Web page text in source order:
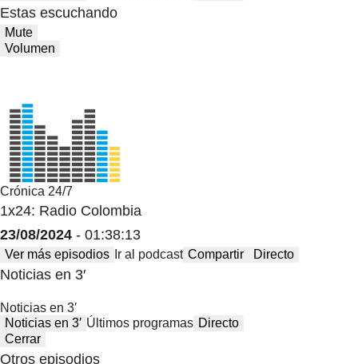
Estas escuchando
Mute
Volumen
Crónica 24/7
1x24: Radio Colombia
23/08/2024 - 01:38:13
Ver más episodios Ir al podcast Compartir Directo
Noticias en 3′
Noticias en 3′
Noticias en 3′ Últimos programas Directo
Cerrar
Otros episodios